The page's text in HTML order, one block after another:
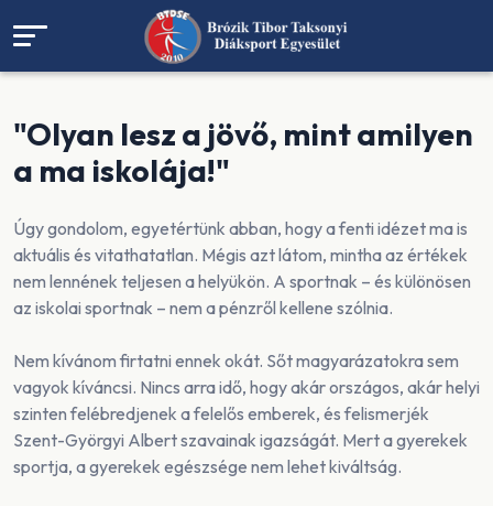
"Olyan lesz a jövő, mint amilyen
a ma iskolája!"
Úgy gondolom, egyetértünk abban, hogy a fenti idézet ma is
aktuális és vitathatatlan. Mégis azt látom, mintha az értékek
nem lennének teljesen a helyükön. A sportnak – és különösen
az iskolai sportnak – nem a pénzről kellene szólnia.
Nem kívánom firtatni ennek okát. Sőt magyarázatokra sem
vagyok kíváncsi. Nincs arra idő, hogy akár országos, akár helyi
szinten felébredjenek a felelős emberek, és felismerjék
Szent-Györgyi Albert szavainak igazságát. Mert a gyerekek
sportja, a gyerekek egészsége nem lehet kiváltság.